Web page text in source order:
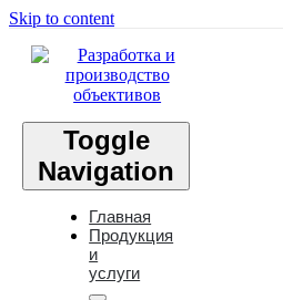
Skip to content
Toggle
Navigation
Главная
Продукция
и
услуги